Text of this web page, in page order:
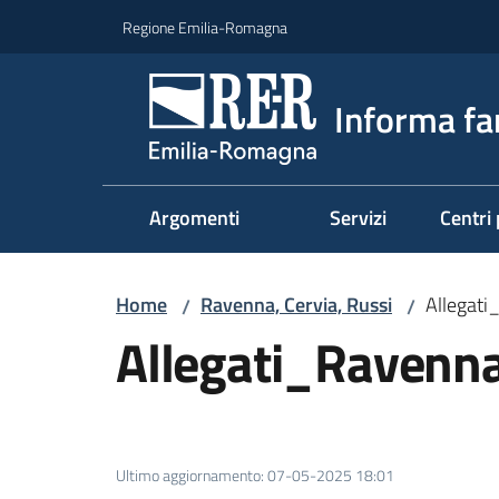
Regione Emilia-Romagna
Informa
Argomenti Servizi Centri
Home / Ravenna, Cervia, Russi /
Ultimo aggiornamento:07-05-2025 18:01